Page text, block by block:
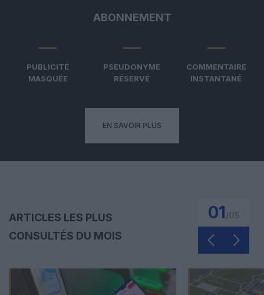
ABONNEMENT
PUBLICITÉ
MASQUÉE
PSEUDONYME
RÉSERVÉ
COMMENTAIRE
INSTANTANÉ
EN SAVOIR PLUS
ARTICLES LES PLUS
CONSULTÉS DU MOIS
01